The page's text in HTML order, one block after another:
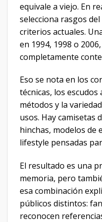
equivale a viejo. En
selecciona rasgos
criterios actuales.
en 1994, 1998 o
completamente
Eso se nota en los
técnicas, los
métodos y la
usos. Hay camisetas
hinchas, modelos de
lifestyle pensadas
El resultado es una
memoria, pero
esa combinación
públicos distintos:
reconocen